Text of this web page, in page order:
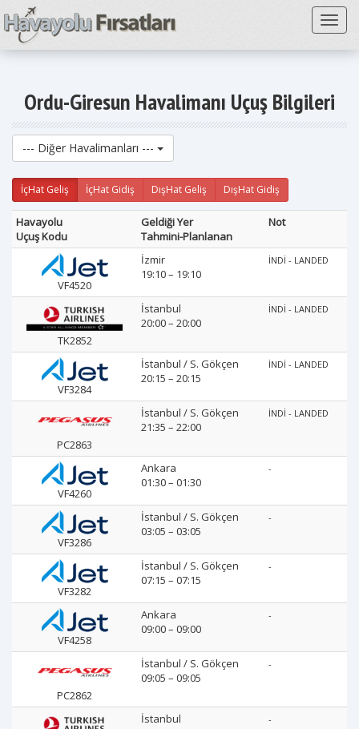
Ordu-Giresun Havalimanı Uçuş Bilgileri
--- Diğer Havalimanları ---
İçHat Geliş İçHat Gidiş DışHat Geliş DışHat Gidiş
Havayolu
Uçuş Kodu
Geldiği Yer
Tahmini-Planlanan
Not
VF4520
İzmir
19:10 – 19:10
İNDİ - LANDED
TK2852
İstanbul
20:00 – 20:00
İNDİ - LANDED
VF3284
İstanbul / S. Gökçen
20:15 – 20:15
İNDİ - LANDED
PC2863
İstanbul / S. Gökçen
21:35 – 22:00
İNDİ - LANDED
VF4260
Ankara
01:30 – 01:30
-
VF3286
İstanbul / S. Gökçen
03:05 – 03:05
-
VF3282
İstanbul / S. Gökçen
07:15 – 07:15
-
VF4258
Ankara
09:00 – 09:00
-
PC2862
İstanbul / S. Gökçen
09:05 – 09:05
-
İstanbul
-